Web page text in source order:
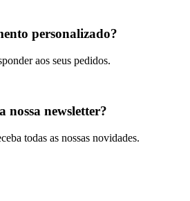
personalizado?
aos seus pedidos.
nossa newsletter?
todas as nossas novidades.